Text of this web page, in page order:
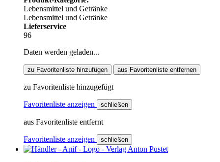
Lebensmittel und Getränke
Lebensmittel und Getränke
Lieferservice
96
Daten werden geladen...
zu Favoritenliste hinzufügen aus Favoritenliste entfernen
zu Favoritenliste hinzugefügt
Favoritenliste anzeigen schließen
aus Favoritenliste entfernt
Favoritenliste anzeigen schließen